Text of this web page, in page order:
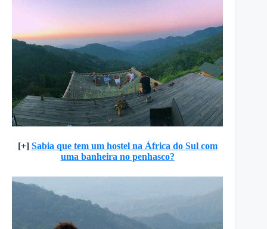
[+] Sabia que tem um hostel na África do Sul com
uma banheira no penhasco?